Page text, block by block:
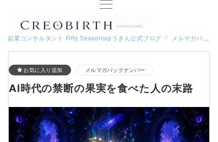
起業コンサルタント Fifty Seasonsゆうきん公式ブログ メルマガバックナンバー
お気に入り追加 メルマガバックナンバー
AI時代の禁断の果実を食べた人の末路